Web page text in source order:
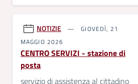
NOTIZIE
GIOVEDÌ, 21
MAGGIO 2026
CENTRO SERVIZI - stazione di
posta
servizio di assistenza al cittadino